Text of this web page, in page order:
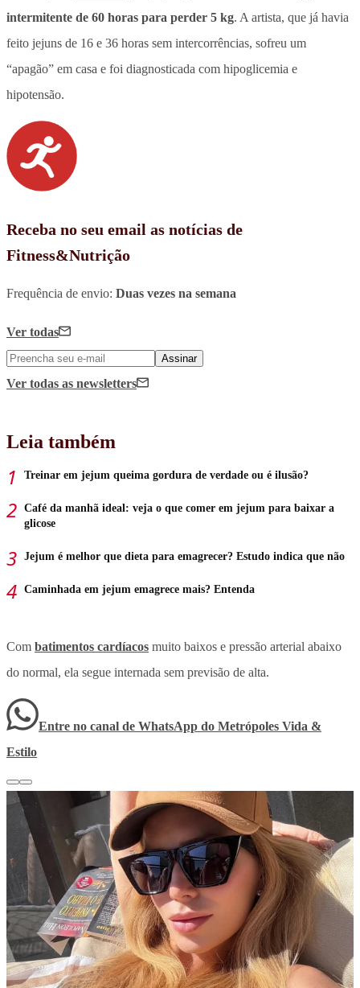
intermitente de 60 horas para perder 5 kg. A artista, que já havia
feito jejuns de 16 e 36 horas sem intercorrências, sofreu um
“apagão” em casa e foi diagnosticada com hipoglicemia e
hipotensão.
Receba no seu email as notícias de
Fitness&Nutrição
Frequência de envio: Duas vezes na semana
Ver todas
Assinar
Ver todas as newsletters
Leia também
Treinar em jejum queima gordura de verdade ou é ilusão?
Café da manhã ideal: veja o que comer em jejum para baixar a
glicose
Jejum é melhor que dieta para emagrecer? Estudo indica que não
Caminhada em jejum emagrece mais? Entenda
Com batimentos cardíacos muito baixos e pressão arterial abaixo
do normal, ela segue internada sem previsão de alta.
Entre no canal de WhatsApp do Metrópoles Vida &
Estilo